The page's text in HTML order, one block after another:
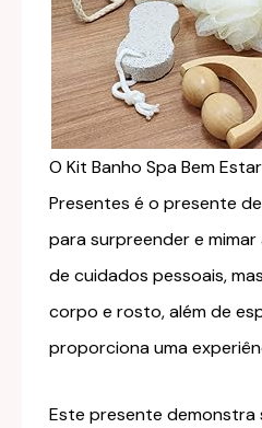
O Kit Banho Spa Bem
Presentes é o presente
para surpreender e
de cuidados pessoais,
corpo e rosto, além de
proporciona uma
Este presente demonstra